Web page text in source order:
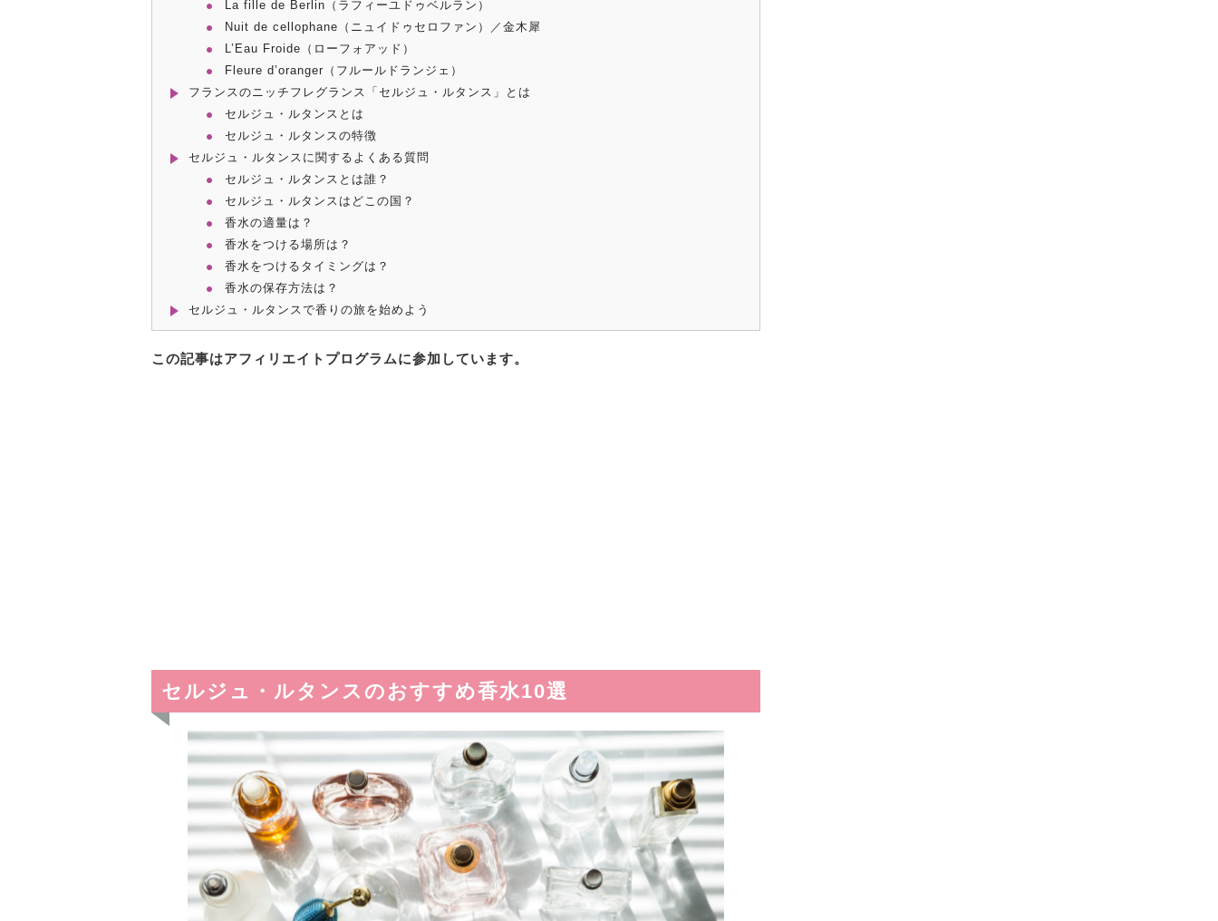
La fille de Berlin（ラフィーユドゥベルラン）
Nuit de cellophane（ニュイドゥセロファン）／金木犀
L’Eau Froide（ローフォアッド）
Fleure d’oranger（フルールドランジェ）
フランスのニッチフレグランス「セルジュ・ルタンス」とは
セルジュ・ルタンスとは
セルジュ・ルタンスの特徴
セルジュ・ルタンスに関するよくある質問
セルジュ・ルタンスとは誰？
セルジュ・ルタンスはどこの国？
香水の適量は？
香水をつける場所は？
香水をつけるタイミングは？
香水の保存方法は？
セルジュ・ルタンスで香りの旅を始めよう
この記事はアフィリエイトプログラムに参加しています。
セルジュ・ルタンスのおすすめ香水10選